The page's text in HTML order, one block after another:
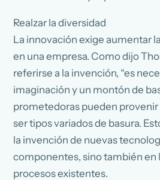
Realzar la diversidad
La innovación exige aumentar
en una empresa. Como dijo
referirse a la invención, “es
imaginación y un montón de
prometedoras pueden provenir
ser tipos variados de basura.
la invención de nuevas
componentes, sino también en
procesos existentes.